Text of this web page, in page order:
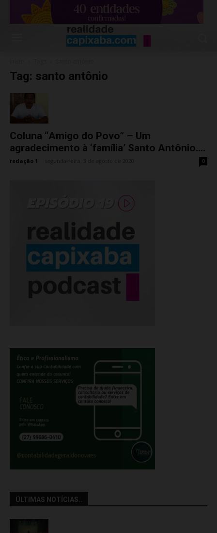
Tag: santo antônio
Coluna “Amigo do Povo” – Um
agradecimento à ‘família’ Santo Antônio....
redação 1 0
ÚLTIMAS NOTÍCIAS..